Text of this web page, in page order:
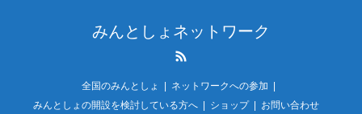
みんとしょネットワーク
全国のみんとしょ
ネットワークへの参加
みんとしょの開設を検討している方へ
ショップ お問い合わせ